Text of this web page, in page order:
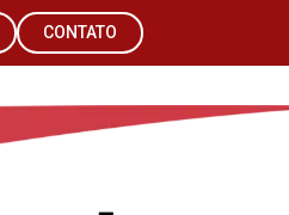
CONTATO